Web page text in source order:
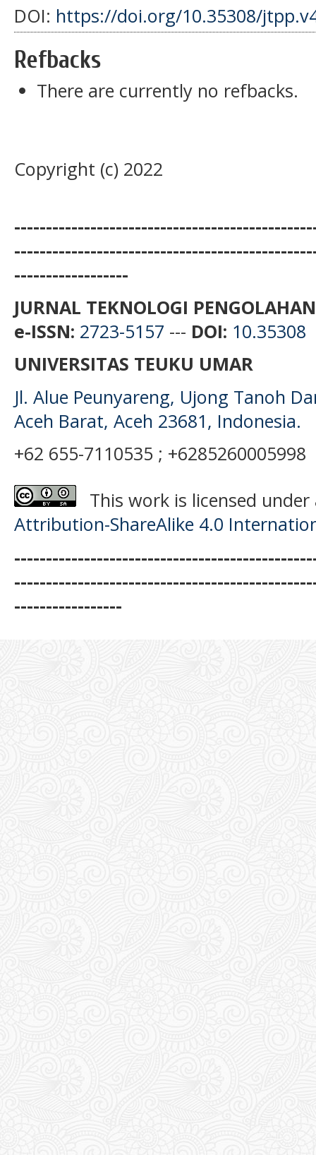
DOI: https://doi.org/10.35308/
Refbacks
There are currently no refbacks.
Copyright (c) 2022
------------------
JURNAL TEKNOLOGI
e-ISSN: 2723-5157 --- DOI: 10.35308
UNIVERSITAS TEUKU UMAR
Jl. Alue Peunyareng, Ujong Tanoh
Aceh Barat, Aceh 23681, Indonesia.
+62 655-7110535 ; +6285260005998
This work is licensed
Attribution-ShareAlike 4.0
-----------------